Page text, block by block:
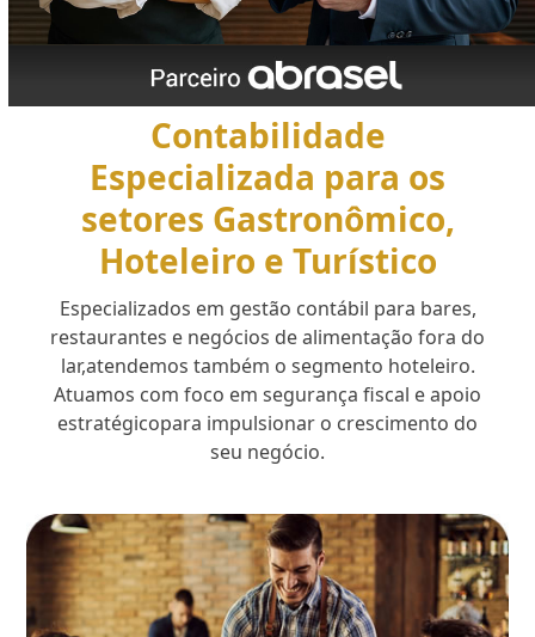
Contabilidade
Especializada para os
setores Gastronômico,
Hoteleiro e Turístico
Especializados em gestão contábil para bares,
restaurantes e negócios de alimentação fora do
lar,atendemos também o segmento hoteleiro.
Atuamos com foco em segurança fiscal e apoio
estratégicopara impulsionar o crescimento do
seu negócio.